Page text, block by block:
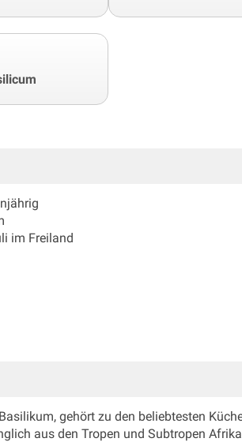
im Freiland
gehört zu den beliebtesten
aus den Tropen und Subtropen